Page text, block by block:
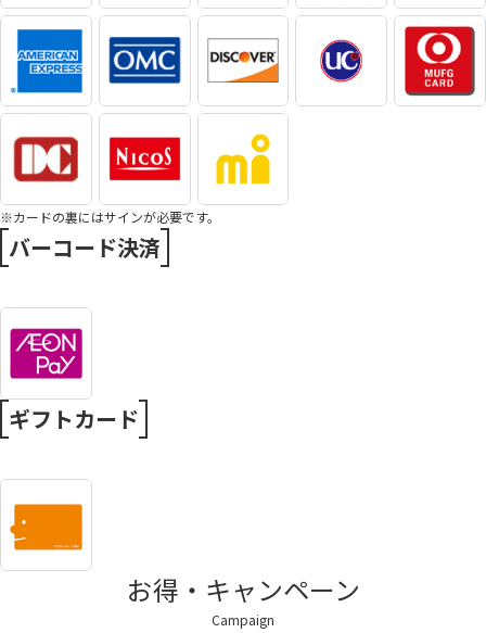
※カードの裏にはサインが必要です。
バーコード決済
ギフトカード
お得・キャンペーン
Campaign